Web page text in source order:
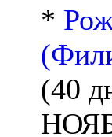
*
(40